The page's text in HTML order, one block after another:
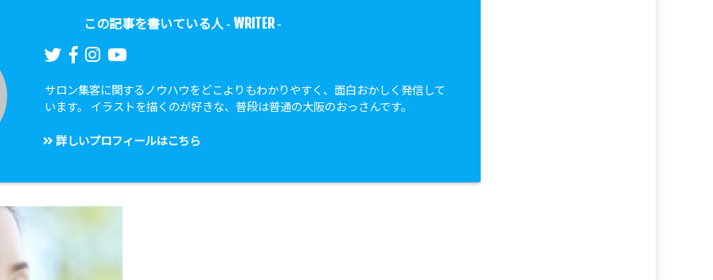
この記事を書いている人 - WRITER-
サロン集客に関するノウハウをどこよりもわかりやすく、面白おかしく発信して
います。 イラストを描くのが好きな、普段は普通の大阪のおっさんです。
詳しいプロフィールはこちら